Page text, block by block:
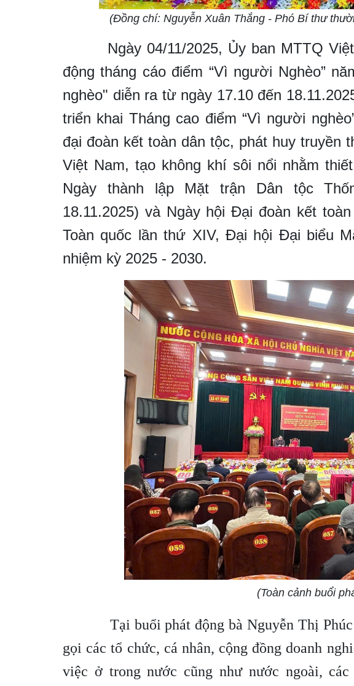
(Đồng chí: Nguyễn Xuân Thắng - Phó Bí thư
Ngày 04/11/2025, Ủy ban MTTQ Việt
động tháng cáo điểm “Vì người Nghèo”
nghèo" diễn ra từ ngày 17.10 đến
triển khai Tháng cao điểm “Vì người
đại đoàn kết toàn dân tộc, phát huy truyền
Việt Nam, tạo không khí sôi nổi nhằm
Ngày thành lập Mặt trận Dân tộc
18.11.2025) và Ngày hội Đại đoàn kết
Toàn quốc lần thứ XIV, Đại hội Đại biểu
nhiệm kỳ 2025 - 2030.
(Toàn cảnh buổi
Tại buổi phát động bà Nguyễn Thị Phúc
gọi các tổ chức, cá nhân, cộng đồng doanh
việc ở trong nước cũng như nước ngoài,